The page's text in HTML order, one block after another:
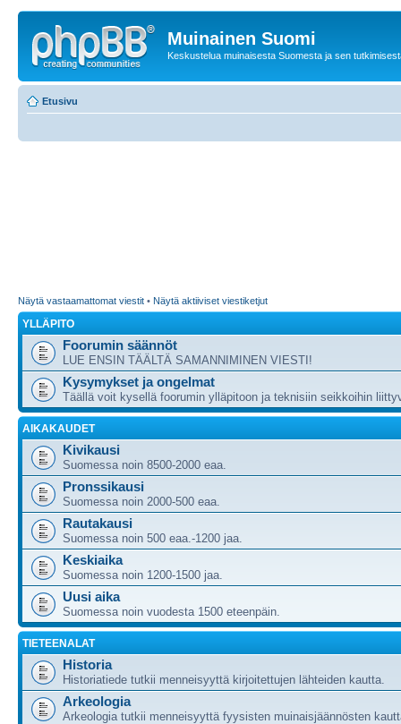
Muinainen Suomi
Keskustelua muinaisesta Suomesta ja sen
Etusivu
Näytä vastaamattomat viestit • Näytä aktiiviset viestiketjut
YLLÄPITO
Foorumin säännöt
LUE ENSIN TÄÄLTÄ SAMANNIMINEN VIESTI!
Kysymykset ja ongelmat
Täällä voit kysellä foorumin ylläpitoon ja teknisiin seikkoihin
AIKAKAUDET
Kivikausi
Suomessa noin 8500-2000 eaa.
Pronssikausi
Suomessa noin 2000-500 eaa.
Rautakausi
Suomessa noin 500 eaa.-1200 jaa.
Keskiaika
Suomessa noin 1200-1500 jaa.
Uusi aika
Suomessa noin vuodesta 1500 eteenpäin.
TIETEENALAT
Historia
Historiatiede tutkii menneisyyttä kirjoitettujen lähteiden kautta.
Arkeologia
Arkeologia tutkii menneisyyttä fyysisten muinaisjäännösten